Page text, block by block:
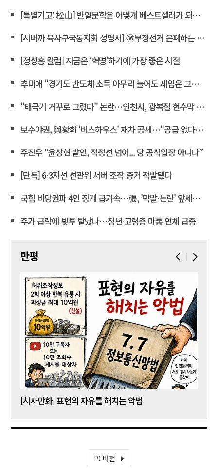
[특별기고: 松山] 반일문학은 어떻게 베스트셀러가 되는가?
[서버까 육사구국동지회 성명서] ㊱부정선거 은폐하는 윤상현 의원은 즉각 사퇴하라!
[정성홍 칼럼] 지금은 ‘혁명’하기에 가장 좋은 시절
추미애 "경기도 반도체 소득 아무리 늘어도 세입은 그대로"
"태극기 거꾸로 그렸다" 논란…인천시, 광복절 현수막 철거
보수야권, 與황희 '버스하우스' 재차 공세…"공급 없다는 자백"
주진우 “윤상현 발언, 적정선 넘어... 당 공식입장 아니다”
[단독] 6·3지선 선관위 서버 조작 증거 적발됐다
국힘 비당권파 4인 징계 급가속…張, '막말·논란' 앞세워 역공
주가 급락에 빚투 탈났나…청년·고령층 마통 연체 급증
만평
[시사만화] 표현의 자유를 해치는 악법
PC버전